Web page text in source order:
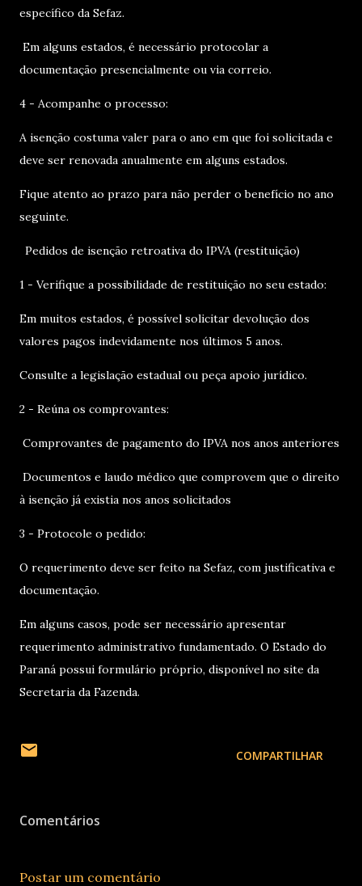
específico da Sefaz.
Em alguns estados, é necessário protocolar a
documentação presencialmente ou via correio.
4 - Acompanhe o processo:
A isenção costuma valer para o ano em que foi solicitada e
deve ser renovada anualmente em alguns estados.
Fique atento ao prazo para não perder o benefício no ano
seguinte.
Pedidos de isenção retroativa do IPVA (restituição)
1 - Verifique a possibilidade de restituição no seu estado:
Em muitos estados, é possível solicitar devolução dos
valores pagos indevidamente nos últimos 5 anos.
Consulte a legislação estadual ou peça apoio jurídico.
2 - Reúna os comprovantes:
Comprovantes de pagamento do IPVA nos anos anteriores
Documentos e laudo médico que comprovem que o direito
à isenção já existia nos anos solicitados
3 - Protocole o pedido:
O requerimento deve ser feito na Sefaz, com justificativa e
documentação.
Em alguns casos, pode ser necessário apresentar
requerimento administrativo fundamentado. O Estado do
Paraná possui formulário próprio, disponível no site da
Secretaria da Fazenda.
COMPARTILHAR
Comentários
Postar um comentário